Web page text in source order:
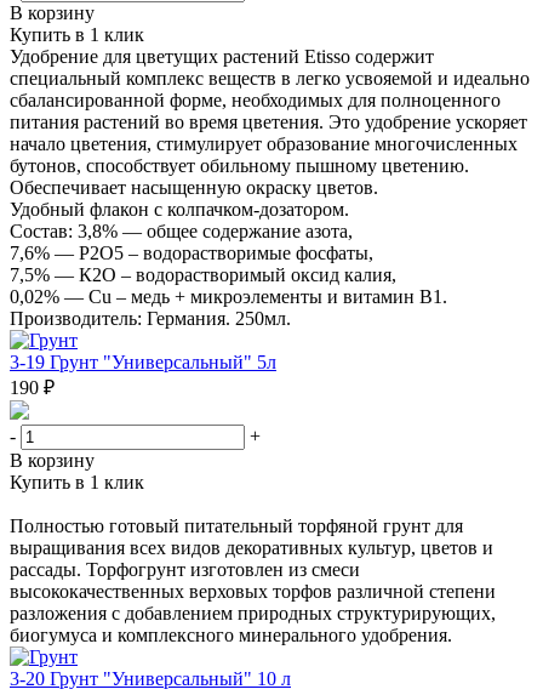
В корзину
Купить в 1 клик
Удобрение для цветущих растений Etisso содержит
специальный комплекс веществ в легко усвояемой и идеально
сбалансированной форме, необходимых для полноценного
питания растений во время цветения. Это удобрение ускоряет
начало цветения, стимулирует образование многочисленных
бутонов, способствует обильному пышному цветению.
Обеспечивает насыщенную окраску цветов.
Удобный флакон с колпачком-дозатором.
Состав: 3,8% — общее содержание азота,
7,6% — Р2О5 – водорастворимые фосфаты,
7,5% — К2О – водорастворимый оксид калия,
0,02% — Cu – медь + микроэлементы и витамин В1.
Производитель: Германия. 250мл.
3-19 Грунт "Универсальный" 5л
190 ₽
-
+
В корзину
Купить в 1 клик
Полностью готовый питательный торфяной грунт для
выращивания всех видов декоративных культур, цветов и
рассады. Торфогрунт изготовлен из смеси
высококачественных верховых торфов различной степени
разложения с добавлением природных структурирующих,
биогумуса и комплексного минерального удобрения.
3-20 Грунт "Универсальный" 10 л